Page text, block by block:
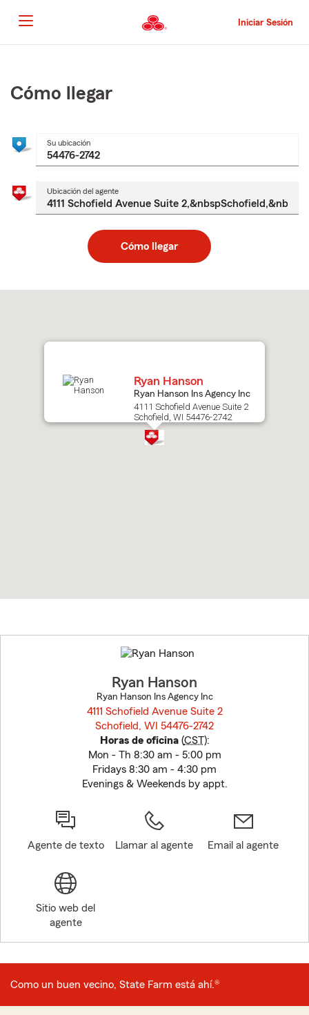
al
contenido
principal
Iniciar Sesión
principal
Cómo llegar
Su ubicación
Ubicación del agente
Cómo llegar
to
Ryan Hanson
Ryan Hanson Ins Agency Inc
4111 Schofield Avenue Suite 2
Schofield, WI 54476-2742
to
before
Ryan Hanson
Ryan Hanson Ins Agency Inc
4111 Schofield Avenue Suite 2
Schofield, WI 54476-2742
Horas de oficina(CST):
Mon - Th 8:30 am - 5:00 pm
Fridays 8:30 am - 4:30 pm
Evenings & Weekends by appt.
Agente de texto Llamar al agente Email al agente
Sitio web del
agente
Como un buen vecino, State Farm está ahí.®